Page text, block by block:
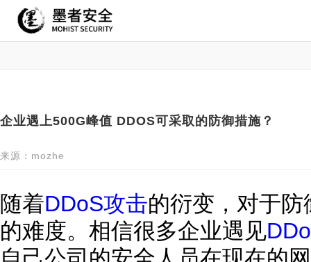
企业遇上500G峰值 DDOS可采取的防御措施？
来源：mozhe
随着DDoS攻击的衍变，对于
的难度。相信很多企业遇见